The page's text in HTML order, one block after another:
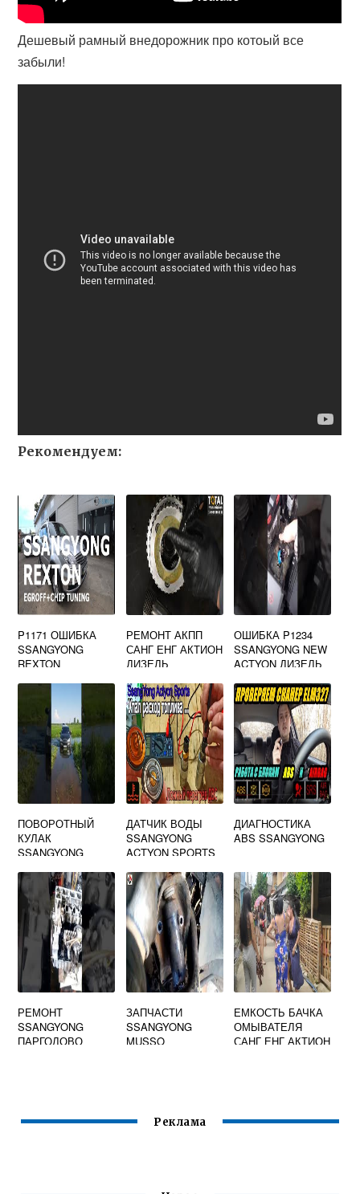
Дешевый рамный внедорожник про котоый все
забыли!
Рекомендуем:
P1171 ОШИБКА
SSANGYONG
REXTON
РЕМОНТ АКПП
САНГ ЕНГ АКТИОН
ДИЗЕЛЬ
ОШИБКА P1234
SSANGYONG NEW
ACTYON ДИЗЕЛЬ
ПОВОРОТНЫЙ
КУЛАК
SSANGYONG
ДАТЧИК ВОДЫ
SSANGYONG
ACTYON SPORTS
ДИАГНОСТИКА
ABS SSANGYONG
РЕМОНТ
SSANGYONG
ПАРГОЛОВО
ЗАПЧАСТИ
SSANGYONG
MUSSO
ЕМКОСТЬ БАЧКА
ОМЫВАТЕЛЯ
САНГ ЕНГ АКТИОН
Реклама